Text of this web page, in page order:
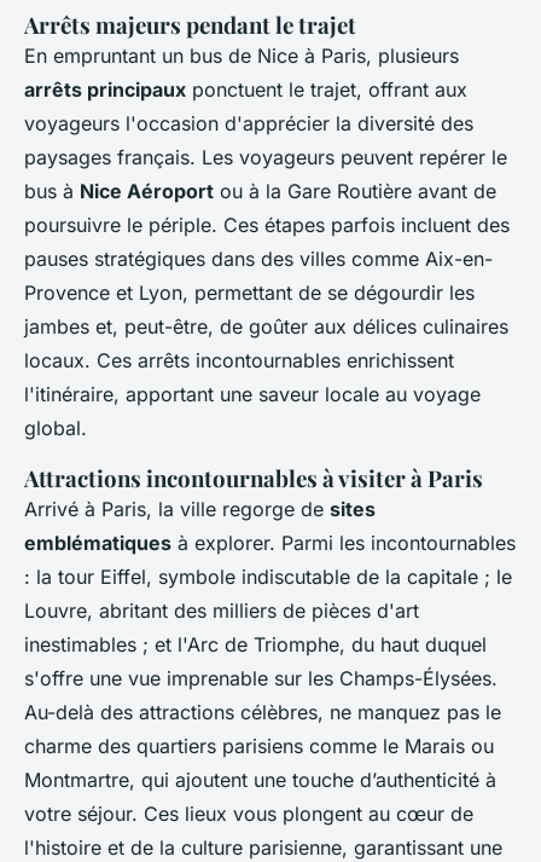
Arrêts majeurs pendant le trajet
En empruntant un bus de Nice à Paris, plusieurs
arrêts principaux ponctuent le trajet, offrant aux
voyageurs l'occasion d'apprécier la diversité des
paysages français. Les voyageurs peuvent repérer le
bus à Nice Aéroport ou à la Gare Routière avant de
poursuivre le périple. Ces étapes parfois incluent des
pauses stratégiques dans des villes comme Aix-en-
Provence et Lyon, permettant de se dégourdir les
jambes et, peut-être, de goûter aux délices culinaires
locaux. Ces arrêts incontournables enrichissent
l'itinéraire, apportant une saveur locale au voyage
global.
Attractions incontournables à visiter à Paris
Arrivé à Paris, la ville regorge de sites
emblématiques à explorer. Parmi les incontournables
: la tour Eiffel, symbole indiscutable de la capitale ; le
Louvre, abritant des milliers de pièces d'art
inestimables ; et l'Arc de Triomphe, du haut duquel
s'offre une vue imprenable sur les Champs-Élysées.
Au-delà des attractions célèbres, ne manquez pas le
charme des quartiers parisiens comme le Marais ou
Montmartre, qui ajoutent une touche d’authenticité à
votre séjour. Ces lieux vous plongent au cœur de
l'histoire et de la culture parisienne, garantissant une